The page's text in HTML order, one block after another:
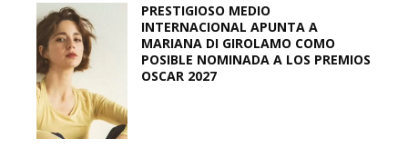
PRESTIGIOSO MEDIO
INTERNACIONAL APUNTA A
MARIANA DI GIROLAMO COMO
POSIBLE NOMINADA A LOS PREMIOS
OSCAR 2027